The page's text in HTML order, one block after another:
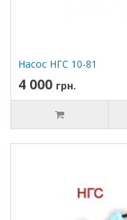
Насос НГС 10-81
4 000 грн.